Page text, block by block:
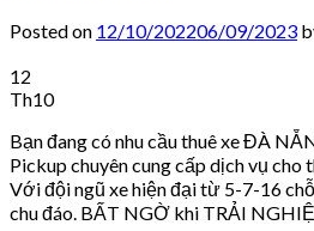
Posted on 12/10/202206/09/2023
12
Th10
Bạn đang có nhu cầu thuê xe ĐÀ
Pickup chuyên cung cấp dịch vụ cho
Với đội ngũ xe hiện đại từ 5-7-16
chu đáo. BẤT NGỜ khi TRẢI